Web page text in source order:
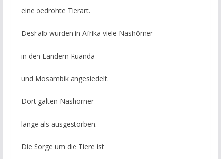
eine bedrohte Tierart.
Deshalb wurden in Afrika viele Nashörner
in den Ländern Ruanda
und Mosambik angesiedelt.
Dort galten Nashörner
lange als ausgestorben.
Die Sorge um die Tiere ist